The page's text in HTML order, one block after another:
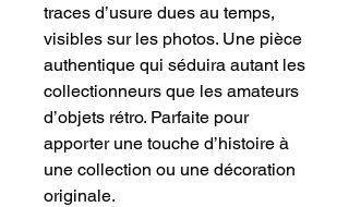
traces d’usure dues au temps,
visibles sur les photos. Une pièce
authentique qui séduira autant les
collectionneurs que les amateurs
d’objets rétro. Parfaite pour
apporter une touche d’histoire à
une collection ou une décoration
originale.